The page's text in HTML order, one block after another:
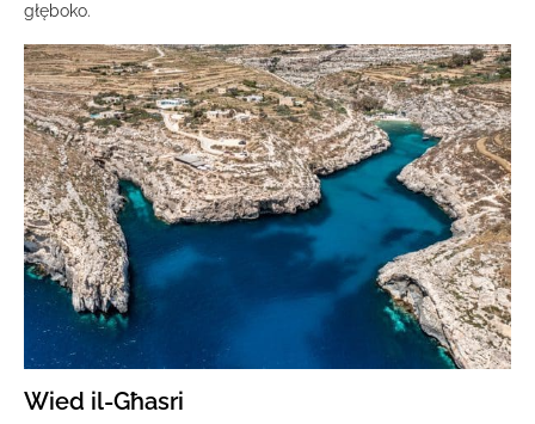
głęboko.
Wied il-Għasri